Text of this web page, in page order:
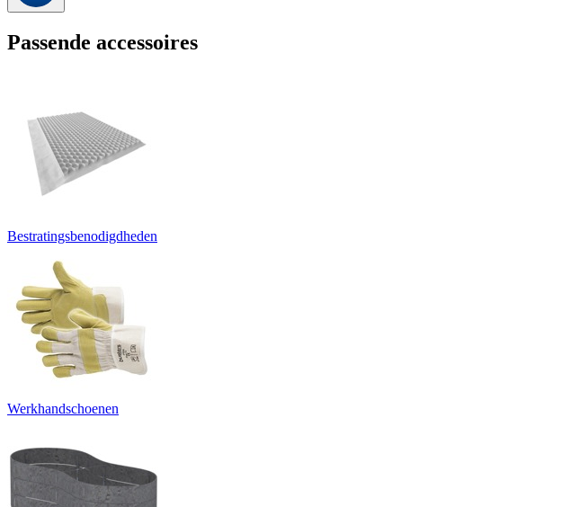
Passende accessoires
Bestratingsbenodigdheden
Werkhandschoenen